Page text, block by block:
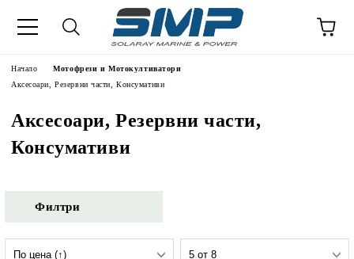
Начало
Мотофрези и Мотокултиватори
Аксесоари, Резервни части, Консумативи
Аксесоари, Резервни части,
Консумативи
Филтри